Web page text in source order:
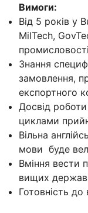
Вимоги:
Від 5 років у
MilTech,
Знання
замовлення,
експортного
Досвід
циклами
Вільна
мови буде
Вміння вести
вищих
Готовність до